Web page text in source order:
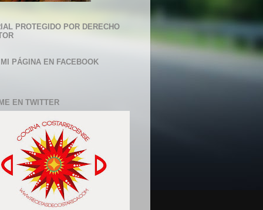
PROTEGIDO POR DERECHO
PÁGINA EN FACEBOOK
EN TWITTER